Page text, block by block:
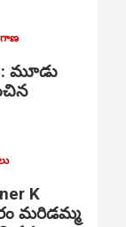
మూడు
K
మరిడమ్మ